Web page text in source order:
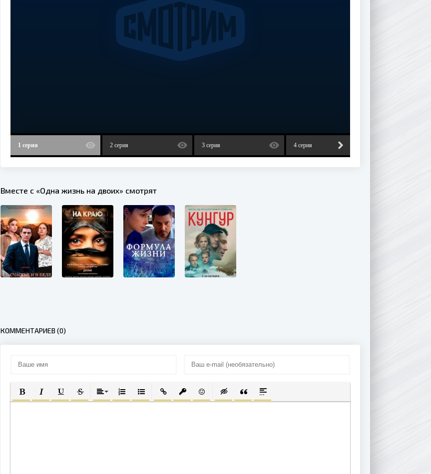
1 серия 2 серия 3 серия 4 серия
Вместе с «Одна жизнь на двоих» смотрят
КОММЕНТАРИЕВ (0)
ПОЛУЖИРНЫЙ
КУРСИВПОДЧЕРКНУТЫЙ
ЗАЧЕРКНУТЫЙВЫРАВНИВАНИЕ
НУМЕРОВАННЫЙ СПИСОК
МАРКИРОВАННЫЙ СПИСОК
ВСТАВИТЬ ССЫЛКУ
ВСТАВИТЬ ЗАЩИЩЕННУЮ ССЫЛКУ
ВСТАВИТЬ СМАЙЛИК
ВСТАВКА СКРЫТОГО ТЕКСТА
ВСТАВКА ЦИТАТЫ
ВСТАВКА СПОЙЛЕРА